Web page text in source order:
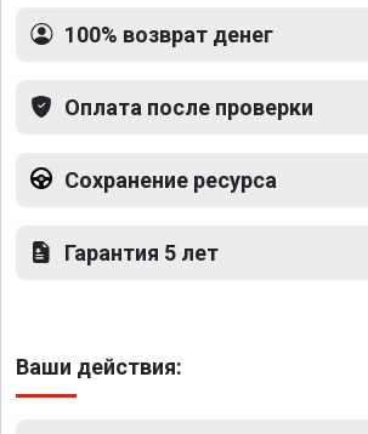
100% возврат денег
Оплата после проверки
Сохранение ресурса
Гарантия 5 лет
Ваши действия: